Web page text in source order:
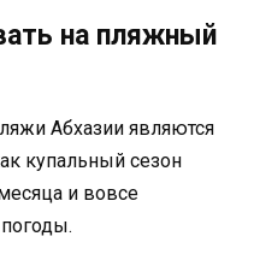
на пляжный
Абхазии являются
купальный сезон
и вовсе